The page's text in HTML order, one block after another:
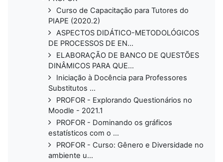
Curso de Capacitação para Tutores do
PIAPE (2020.2)
ASPECTOS DIDÁTICO-METODOLÓGICOS
DE PROCESSOS DE EN...
ELABORAÇÃO DE BANCO DE QUESTÕES
DINÂMICOS PARA QUE...
Iniciação à Docência para Professores
Substitutos ...
PROFOR - Explorando Questionários no
Moodle - 2021.1
PROFOR - Dominando os gráficos
estatísticos com o ...
PROFOR - Curso: Gênero e Diversidade no
ambiente u...